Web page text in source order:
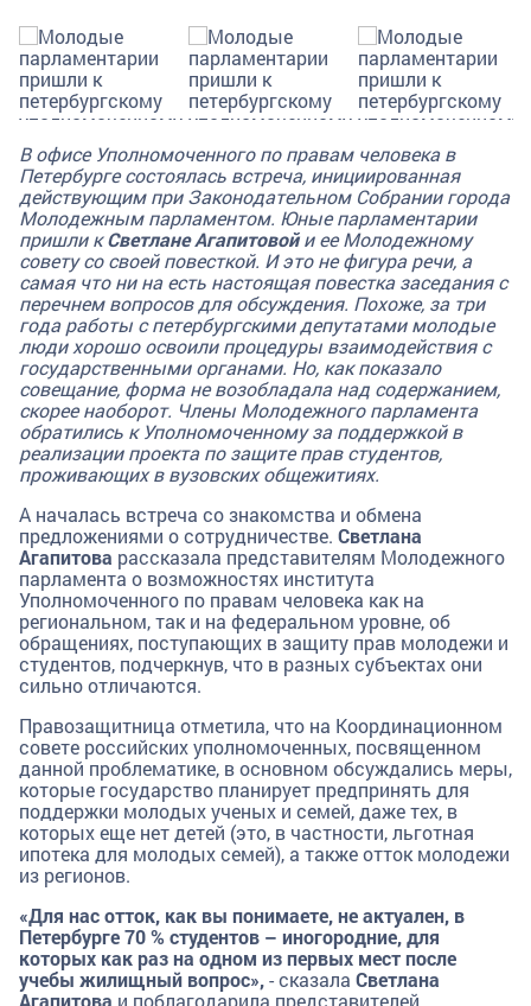
В офисе Уполномоченного по правам человека в
Петербурге состоялась встреча, инициированная
действующим при Законодательном Собрании города
Молодежным парламентом. Юные парламентарии
пришли кСветлане Агапитовойи ее Молодежному
совету со своей повесткой. И это не фигура речи, а
самая что ни на есть настоящая повестка заседания с
перечнем вопросов для обсуждения. Похоже, за три
года работы с петербургскими депутатами молодые
люди хорошо освоили процедуры взаимодействия с
государственными органами. Но, как показало
совещание, форма не возобладала над содержанием,
скорее наоборот. Члены Молодежного парламента
обратились к Уполномоченному за поддержкой в
реализации проекта по защите прав студентов,
проживающих в вузовских общежитиях.
А началась встреча со знакомства и обмена
предложениями о сотрудничестве. Светлана
Агапитова рассказала представителям Молодежного
парламента о возможностях института
Уполномоченного по правам человека как на
региональном, так и на федеральном уровне, об
обращениях, поступающих в защиту прав молодежи и
студентов, подчеркнув, что в разных субъектах они
сильно отличаются.
Правозащитница отметила, что на Координационном
совете российских уполномоченных, посвященном
данной проблематике, в основном обсуждались меры,
которые государство планирует предпринять для
поддержки молодых ученых и семей, даже тех, в
которых еще нет детей (это, в частности, льготная
ипотека для молодых семей), а также отток молодежи
из регионов.
«Для нас отток, как вы понимаете, не актуален, в
Петербурге 70 % студентов – иногородние, для
которых как раз на одном из первых мест после
учебы жилищный вопрос»,- сказала Светлана
Агапитова и поблагодарила представителей